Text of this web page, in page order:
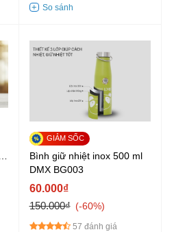
Bình giữ nhiệt inox 500 ml
DMX BG003
60.000₫
150.000₫
-60%
57 đánh giá